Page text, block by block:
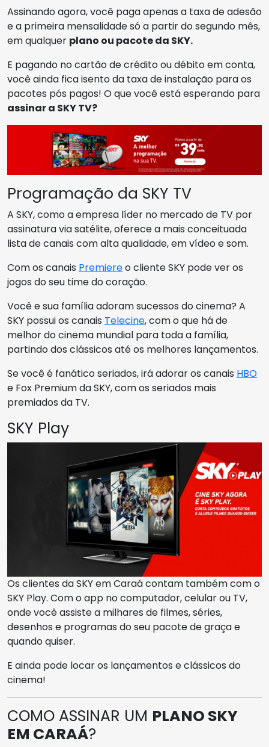
Assinando agora, você paga apenas a taxa de adesão
e a primeira mensalidade só a partir do segundo mês,
em qualquer plano ou pacote da SKY.
E pagando no cartão de crédito ou débito em conta,
você ainda fica isento da taxa de instalação para os
pacotes pós pagos! O que você está esperando para
assinar a SKY TV?
Programação da SKY TV
A SKY, como a empresa líder no mercado de TV por
assinatura via satélite, oferece a mais conceituada
lista de canais com alta qualidade, em vídeo e som.
Com os canais Premiereo cliente SKY pode ver os
jogos do seu time do coração.
Você e sua família adoram sucessos do cinema? A
SKY possui os canais Telecine, com o que há de
melhor do cinema mundial para toda a família,
partindo dos clássicos até os melhores lançamentos.
Se você é fanático seriados, irá adorar os canais HBO
e Fox Premium da SKY, com os seriados mais
premiados da TV.
SKY Play
Os clientes da SKY em Caraá contam também com o
SKY Play. Com o app no computador, celular ou TV,
onde você assiste a milhares de filmes, séries,
desenhos e programas do seu pacote de graça e
quando quiser.
E ainda pode locar os lançamentos e clássicos do
cinema!
COMO ASSINAR UM PLANO SKY
EM CARAÁ?